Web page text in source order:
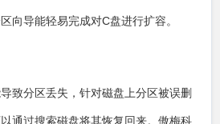
向导能轻易完成对C盘进行扩容。
致分区丢失，针对磁盘上分区被误删
通过搜索磁盘将其恢复回来。傲梅科